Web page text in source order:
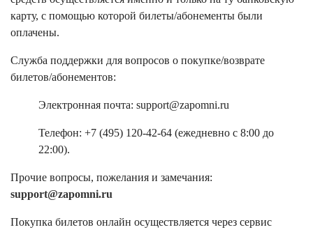
карту, с помощью которой билеты/абонементы были
оплачены.
Служба поддержки для вопросов о покупке/возврате
билетов/абонементов:
Электронная почта: support@zapomni.ru
Телефон: +7 (495) 120-42-64 (ежедневно с 8:00 до
22:00).
Прочие вопросы, пожелания и замечания:
support@zapomni.ru
Покупка билетов онлайн осуществляется через сервис